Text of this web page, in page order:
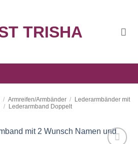
/ Armreifen/Armbänder /
Lederarmbänder mit
/ Lederarmband Doppelt